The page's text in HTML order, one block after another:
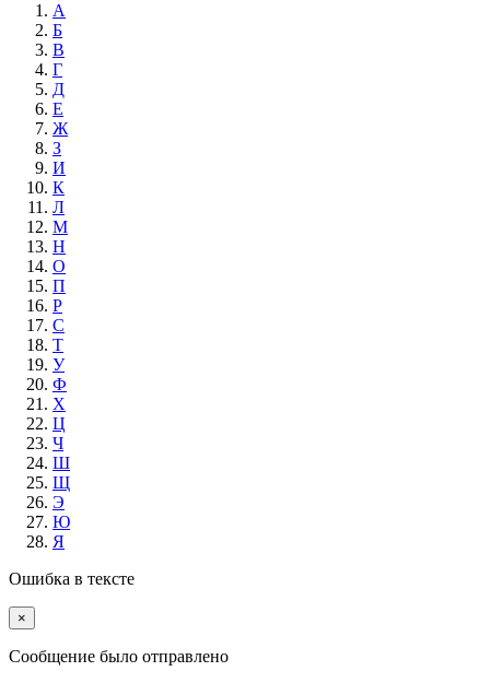
А
Б
В
Г
Д
Е
Ж
З
И
К
Л
М
Н
О
П
Р
С
Т
У
Ф
Х
Ц
Ч
Ш
Щ
Э
Ю
Я
Ошибка в тексте
×
Cообщение было отправлено